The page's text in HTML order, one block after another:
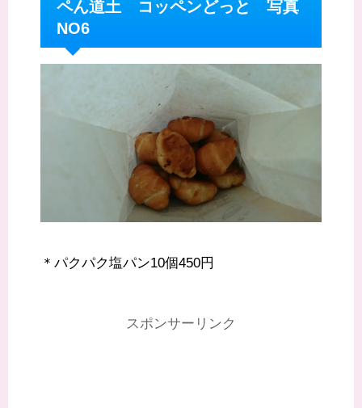
ペん道土 コッペンどっと 写真
NO6
＊パクパク塩パン10個450円
スポンサーリンク